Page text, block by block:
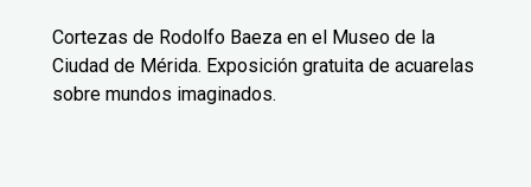
Cortezas de Rodolfo Baeza en el Museo de la
Ciudad de Mérida. Exposición gratuita de acuarelas
sobre mundos imaginados.